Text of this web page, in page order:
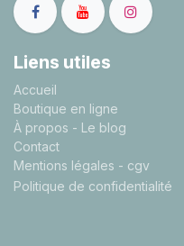
Liens utiles
Accueil
Boutique en ligne
À propos - Le blog
Contact
Mentions légales - cgv
Politique de confidentialité